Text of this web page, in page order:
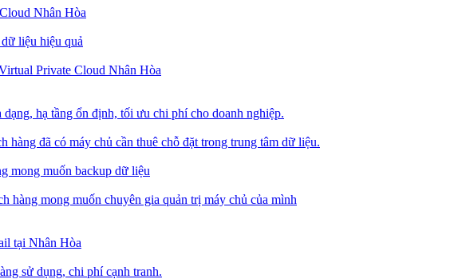
Nhân Hòa
liệu hiệu quả
Private Cloud Nhân Hòa
dạng, hạ tầng ổn định, tối ưu chi phí cho doanh nghiệp.
hàng đã có máy chủ cần thuê chỗ đặt trong trung tâm dữ liệu.
mong muốn backup dữ liệu
hàng mong muốn chuyên gia quản trị máy chủ của mình
tại Nhân Hòa
sử dụng, chi phí cạnh tranh.